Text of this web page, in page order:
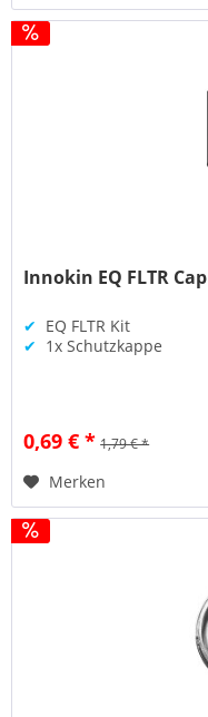
Innokin EQ FLTR Cap
✔ EQ FLTR Kit
✔ 1x Schutzkappe
0,69 € * 1,79 € *
Merken